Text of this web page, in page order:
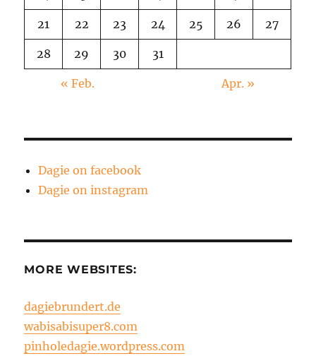
21 22 23 24 25 26 27
28 29 30 31
« Feb. Apr. »
Dagie on facebook
Dagie on instagram
MORE WEBSITES:
dagiebrundert.de
wabisabisuper8.com
pinholedagie.wordpress.com